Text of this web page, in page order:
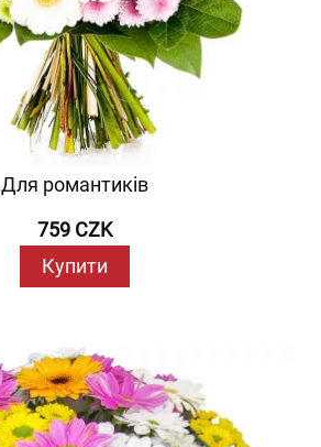
Для романтиків
759 CZK
Купити